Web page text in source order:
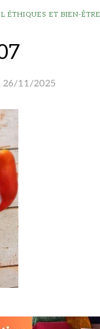
ÉTHIQUES ET BIEN-ÊTRE
26/11/2025